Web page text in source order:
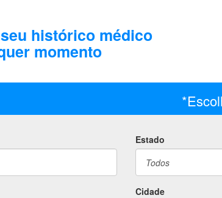
histórico médico
momento
Estado
Cidade